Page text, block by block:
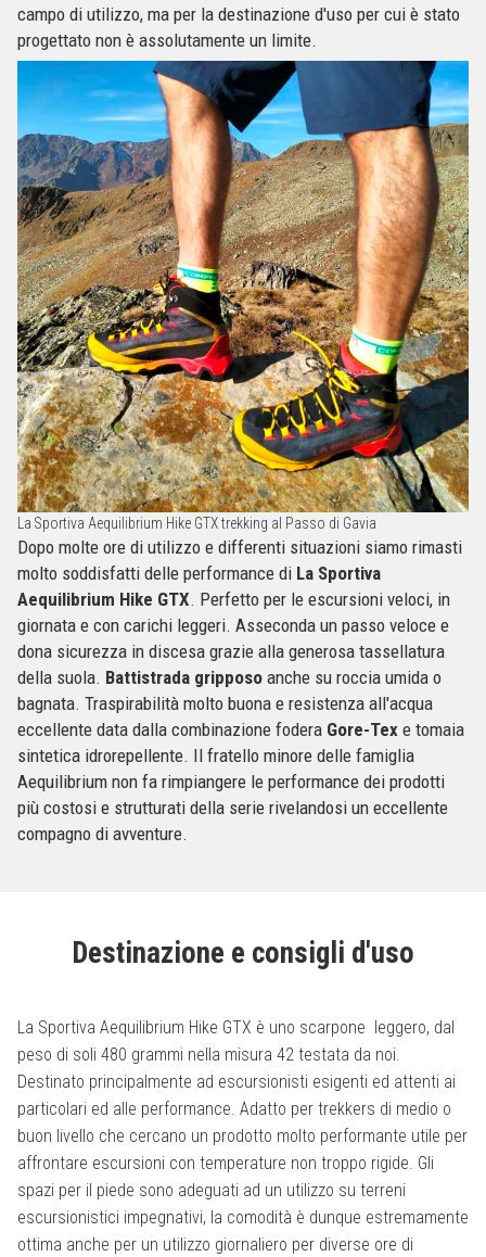
campo di utilizzo, ma per la destinazione d'uso per cui è stato
progettato non è assolutamente un limite.
La Sportiva Aequilibrium Hike GTX trekking al Passo di Gavia
Dopo molte ore di utilizzo e differenti situazioni siamo rimasti
molto soddisfatti delle performance di La Sportiva
Aequilibrium Hike GTX. Perfetto per le escursioni veloci, in
giornata e con carichi leggeri. Asseconda un passo veloce e
dona sicurezza in discesa grazie alla generosa tassellatura
della suola. Battistrada gripposo anche su roccia umida o
bagnata. Traspirabilità molto buona e resistenza all'acqua
eccellente data dalla combinazione fodera Gore-Tex e tomaia
sintetica idrorepellente. Il fratello minore delle famiglia
Aequilibrium non fa rimpiangere le performance dei prodotti
più costosi e strutturati della serie rivelandosi un eccellente
compagno di avventure.
Destinazione e consigli d'uso
La Sportiva Aequilibrium Hike GTX è uno scarpone leggero, dal
peso di soli 480 grammi nella misura 42 testata da noi.
Destinato principalmente ad escursionisti esigenti ed attenti ai
particolari ed alle performance. Adatto per trekkers di medio o
buon livello che cercano un prodotto molto performante utile per
affrontare escursioni con temperature non troppo rigide. Gli
spazi per il piede sono adeguati ad un utilizzo su terreni
escursionistici impegnativi, la comodità è dunque estremamente
ottima anche per un utilizzo giornaliero per diverse ore di